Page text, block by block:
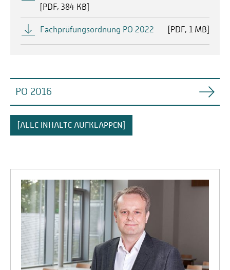
[PDF 384 KB]
Fachprüfungsordnung PO 2022 [PDF 1 MB]
PO 2016
Prüfungsordnung PO 2016
Aufhebungsordnung PO 2016
[ALLE INHALTE AUFKLAPPEN]